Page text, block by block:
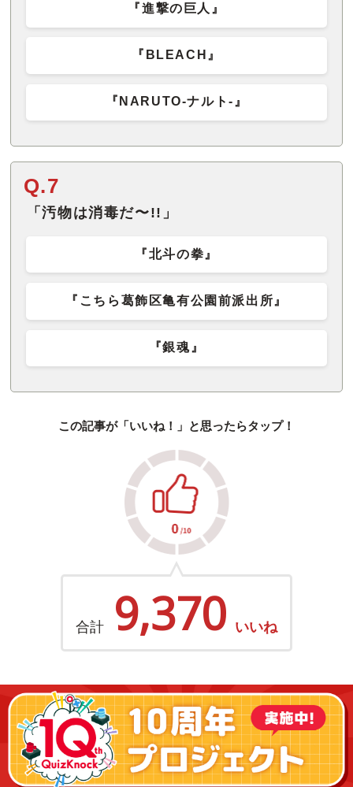
『進撃の巨人』
『BLEACH』
『NARUTO-ナルト-』
Q.7
「汚物は消毒だ〜!!」
『北斗の拳』
『こちら葛飾区亀有公園前派出所』
『銀魂』
この記事が「いいね！」と思ったらタップ！
合計 9,370 いいね